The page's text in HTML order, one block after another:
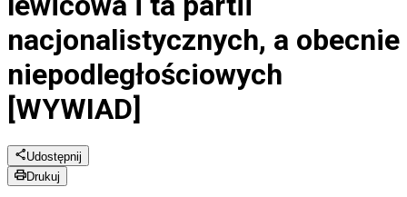
nacjonalistycznych, a obecnie
niepodległościowych
[WYWIAD]
Udostępnij
Drukuj